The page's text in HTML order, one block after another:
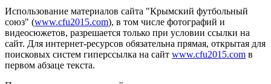
Использование материалов сайта "Крымский футбольный
союз" (www.cfu2015.com), в том числе фотографий и
видеосюжетов, разрешается только при условии ссылки на
сайт. Для интернет-ресурсов обязательна прямая, открытая для
поисковых систем гиперссылка на сайт www.cfu2015.com в
первом абзаце текста.